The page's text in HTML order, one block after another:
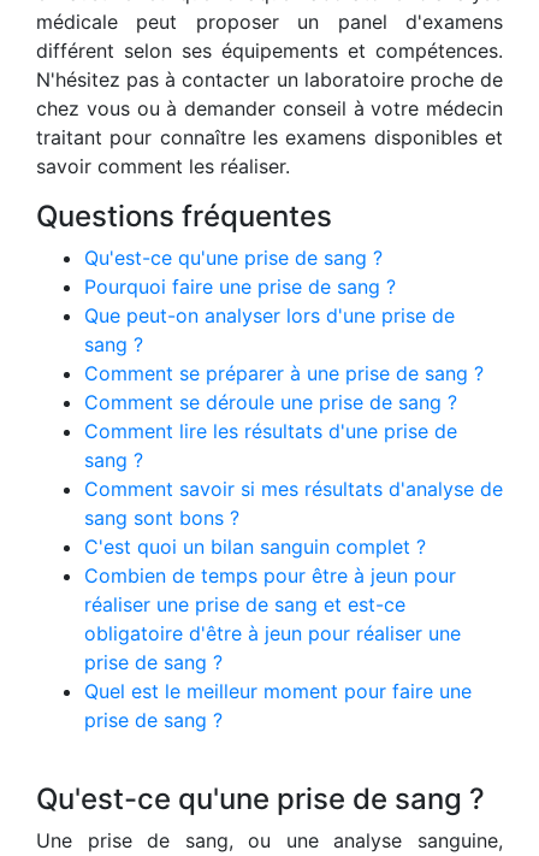
médicale peut proposer un panel d'examens
différent selon ses équipements et compétences.
N'hésitez pas à contacter un laboratoire proche de
chez vous ou à demander conseil à votre médecin
traitant pour connaître les examens disponibles et
savoir comment les réaliser.
Questions fréquentes
Qu'est-ce qu'une prise de sang ?
Pourquoi faire une prise de sang ?
Que peut-on analyser lors d'une prise de
sang ?
Comment se préparer à une prise de sang ?
Comment se déroule une prise de sang ?
Comment lire les résultats d'une prise de
sang ?
Comment savoir si mes résultats d'analyse de
sang sont bons ?
C'est quoi un bilan sanguin complet ?
Combien de temps pour être à jeun pour
réaliser une prise de sang et est-ce
obligatoire d'être à jeun pour réaliser une
prise de sang ?
Quel est le meilleur moment pour faire une
prise de sang ?
Qu'est-ce qu'une prise de sang ?
Une prise de sang, ou une analyse sanguine,